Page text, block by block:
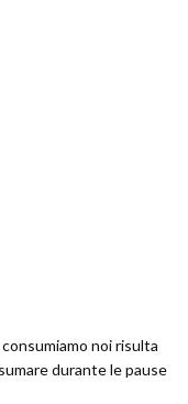
noi risulta
durante le pause